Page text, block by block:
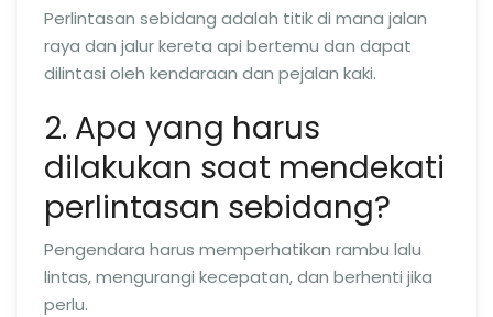
Perlintasan sebidang adalah titik di mana jalan
raya dan jalur kereta api bertemu dan dapat
dilintasi oleh kendaraan dan pejalan kaki.
2. Apa yang harus
dilakukan saat mendekati
perlintasan sebidang?
Pengendara harus memperhatikan rambu lalu
lintas, mengurangi kecepatan, dan berhenti jika
perlu.